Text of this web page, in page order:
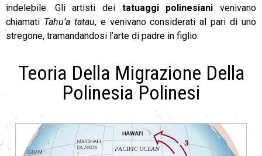
indelebile. Gli artisti dei tatuaggi polinesiani venivano
chiamati Tahu’a tatau, e venivano considerati al pari di uno
stregone, tramandandosi l’arte di padre in figlio.
Teoria Della Migrazione Della
Polinesia Polinesi